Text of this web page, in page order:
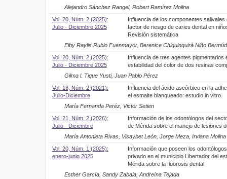
Alejandro Sánchez Rangel, Robert Ramírez Molina
Vol. 20, Núm. 2 (2025):
Julio - Diciembre 2025
Influencia de los componentes salivales
factor de riesgo de caries dental en
Revisión sistemática
Elby Raylis Rubio Fuenmayor, Berenice Chiquinquirá Niño
Vol. 20, Núm. 2 (2025):
Julio - Diciembre 2025
Influencia de tres agentes pigmentarios
estabilidad del color de dos resinas
Gilma l. Tique Yusti, Juan Pablo Pérez
Vol. 16, Núm. 2 (2021):
Julio-Diciembre
Influencia del ácido ascórbico en la
el esmalte blanqueado: estudio in vitro.
María Fernanda Peréz, Victor Setien
Vol. 21, Núm. 2 (2026):
Julio - Diciembre
Información de los odontólogos del
de Mérida sobre el manejo de lesiones
María Antonieta Rivas, Visaybet León, Jorge Meza, Irviana Molina
Vol. 20, Núm. 1 (2025):
enero-junio 2025
Información que poseen los
privado en el municipio Libertador del
Mérida sobre la fluorosis dental.
Esther García, Sandy Zabala, Andreína Tejada